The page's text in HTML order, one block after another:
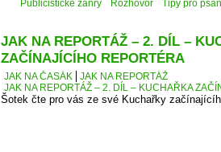
Publicistické žánry Rozhovor Tipy pro
JAK NA REPORTÁŽ – 2. DÍL –
ZAČÍNAJÍCÍHO REPORTÉRA
JAK NA ČASÁK
JAK NA REPORTÁŽ
JAK NA REPORTÁŽ – 2. DÍL – KUCHAŘKA
Šotek čte pro vás ze své Kuchařky